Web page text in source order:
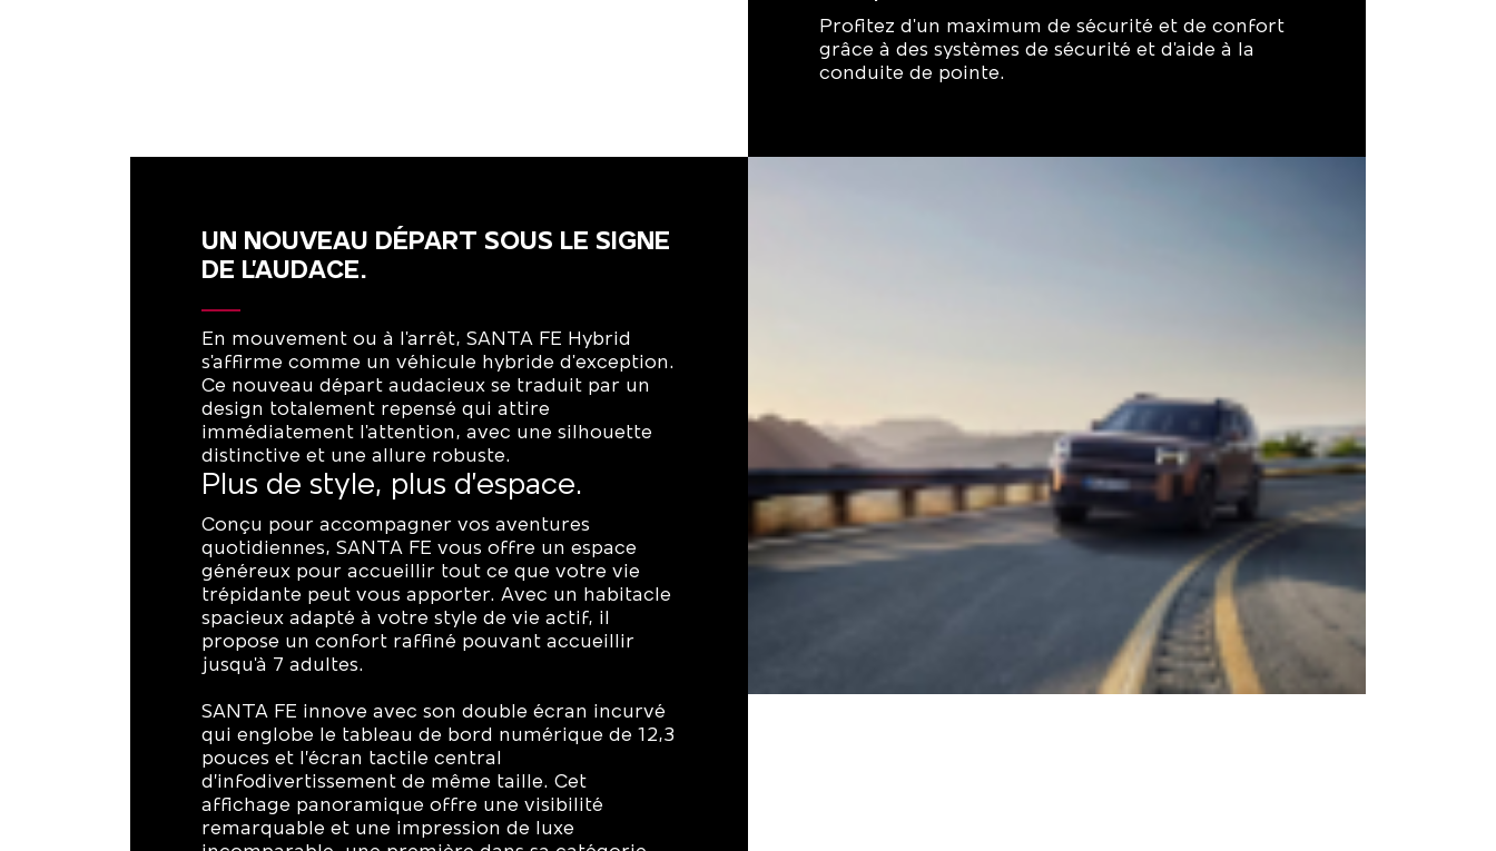
Profitez d'un maximum de sécurité et de confort
grâce à des systèmes de sécurité et d'aide à la
conduite de pointe.
UN NOUVEAU DÉPART SOUS LE SIGNE
DE L’AUDACE.
En mouvement ou à l'arrêt, SANTA FE Hybrid
s'affirme comme un véhicule hybride d'exception.
Ce nouveau départ audacieux se traduit par un
design totalement repensé qui attire
immédiatement l'attention, avec une silhouette
distinctive et une allure robuste.
Plus de style, plus d’espace.
Conçu pour accompagner vos aventures
quotidiennes, SANTA FE vous offre un espace
généreux pour accueillir tout ce que votre vie
trépidante peut vous apporter. Avec un habitacle
spacieux adapté à votre style de vie actif, il
propose un confort raffiné pouvant accueillir
jusqu'à 7 adultes.
SANTA FE innove avec son double écran incurvé
qui englobe le tableau de bord numérique de 12,3
pouces et l’écran tactile central
d’infodivertissement de même taille. Cet
affichage panoramique offre une visibilité
remarquable et une impression de luxe